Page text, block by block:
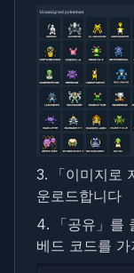
「이미지로
운로드합니다
「공유」
베드 코드를